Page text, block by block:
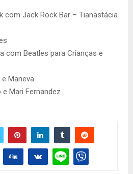
com Jack Rock Bar – Tianastácia
com Beatles para Crianças e
Maneva
e Mari Fernandez